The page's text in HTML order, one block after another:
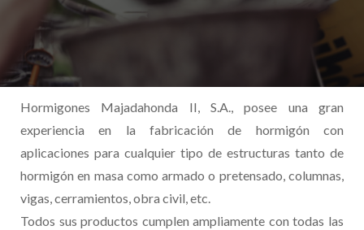
CONOCENOS
CONTACTAR
Hormigones Majadahonda II, S.A., posee una gran
experiencia en la fabricación de hormigón con
aplicaciones para cualquier tipo de estructuras tanto de
hormigón en masa como armado o pretensado, columnas,
vigas, cerramientos, obra civil, etc.
Todos sus productos cumplen ampliamente con todas las